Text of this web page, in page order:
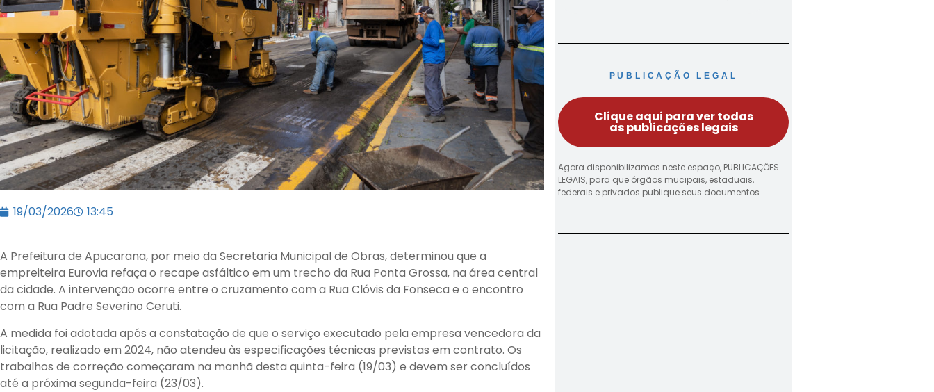
19/03/2026 13:45
A Prefeitura de Apucarana, por meio da Secretaria Municipal de Obras, determinou que a
empreiteira Eurovia refaça o recape asfáltico em um trecho da Rua Ponta Grossa, na área central
da cidade. A intervenção ocorre entre o cruzamento com a Rua Clóvis da Fonseca e o encontro
com a Rua Padre Severino Ceruti.
A medida foi adotada após a constatação de que o serviço executado pela empresa vencedora da
licitação, realizado em 2024, não atendeu às especificações técnicas previstas em contrato. Os
trabalhos de correção começaram na manhã desta quinta-feira (19/03) e devem ser concluídos
até a próxima segunda-feira (23/03).
PUBLICAÇÃO LEGAL
Clique aqui para ver todas
as publicações legais
Agora disponibilizamos neste espaço, PUBLICAÇÕES
LEGAIS, para que órgãos mucipais, estaduais,
federais e privados publique seus documentos.